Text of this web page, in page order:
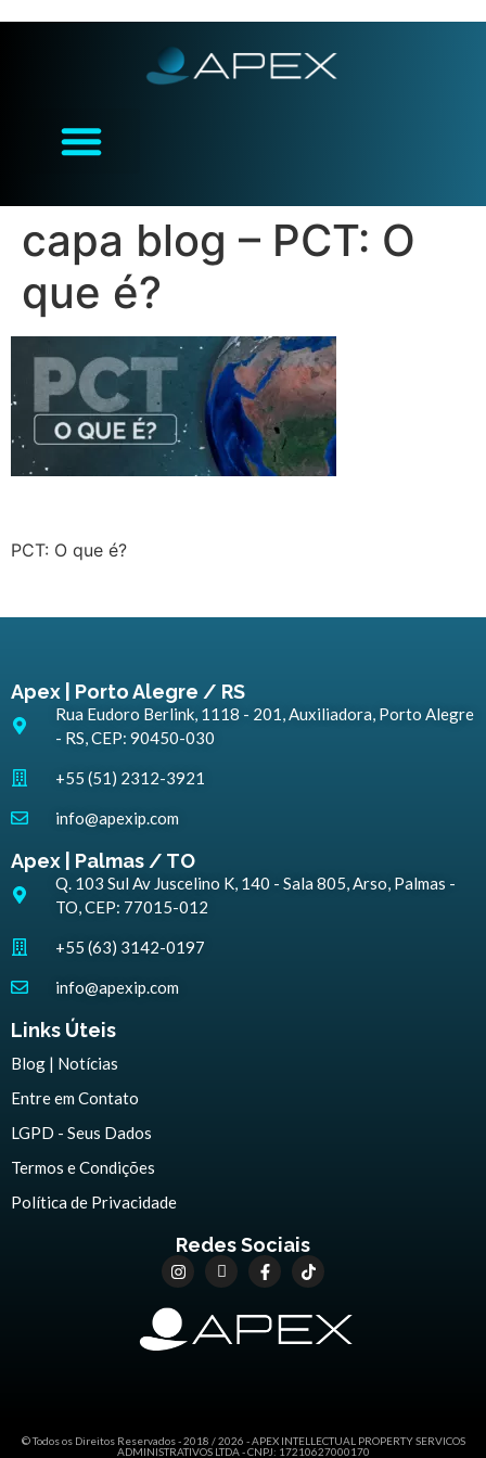
capa blog – PCT: O
que é?
PCT: O que é?
Apex | Porto Alegre / RS
Rua Eudoro Berlink, 1118 - 201, Auxiliadora, Porto Alegre
- RS, CEP: 90450-030
+55 (51) 2312-3921
info@apexip.com
Apex | Palmas / TO
Q. 103 Sul Av Juscelino K, 140 - Sala 805, Arso, Palmas -
TO, CEP: 77015-012
+55 (63) 3142-0197
info@apexip.com
Links Úteis
Blog | Notícias
Entre em Contato
LGPD - Seus Dados
Termos e Condições
Política de Privacidade
Redes Sociais
© Todos os Direitos Reservados - 2018 / 2026 - APEX INTELLECTUAL PROPERTY SERVICOS
ADMINISTRATIVOS LTDA - CNPJ: 17210627000170